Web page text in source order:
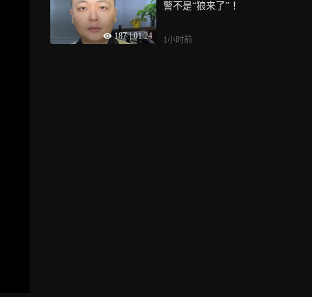
187 | 01:24
警不是“狼来了” ！
1小时前